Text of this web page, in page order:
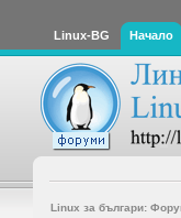
Linux-BG Начало
Linux за българи: